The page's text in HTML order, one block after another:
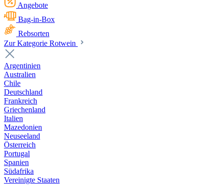
Angebote
Bag-in-Box
Rebsorten
Zur Kategorie Rotwein
Argentinien
Australien
Chile
Deutschland
Frankreich
Griechenland
Italien
Mazedonien
Neuseeland
Österreich
Portugal
Spanien
Südafrika
Vereinigte Staaten